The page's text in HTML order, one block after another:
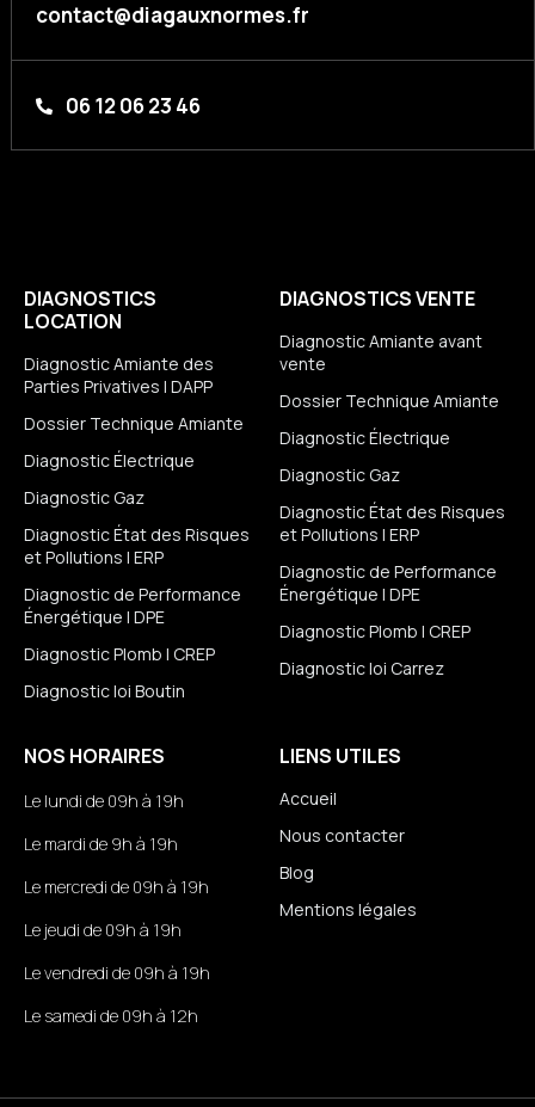
contact@diagauxnormes.fr
06 12 06 23 46
DIAGNOSTICS
LOCATION
Diagnostic Amiante des
Parties Privatives | DAPP
Dossier Technique Amiante
Diagnostic Électrique
Diagnostic Gaz
Diagnostic État des Risques
et Pollutions | ERP
Diagnostic de Performance
Énergétique | DPE
Diagnostic Plomb | CREP
Diagnostic loi Boutin
DIAGNOSTICS VENTE
Diagnostic Amiante avant
vente
Dossier Technique Amiante
Diagnostic Électrique
Diagnostic Gaz
Diagnostic État des Risques
et Pollutions | ERP
Diagnostic de Performance
Énergétique | DPE
Diagnostic Plomb | CREP
Diagnostic loi Carrez
NOS HORAIRES
Le lundi de 09h à 19h
Le mardi de 9h à 19h
Le mercredi de 09h à 19h
Le jeudi de 09h à 19h
Le vendredi de 09h à 19h
Le samedi de 09h à 12h
LIENS UTILES
Accueil
Nous contacter
Blog
Mentions légales